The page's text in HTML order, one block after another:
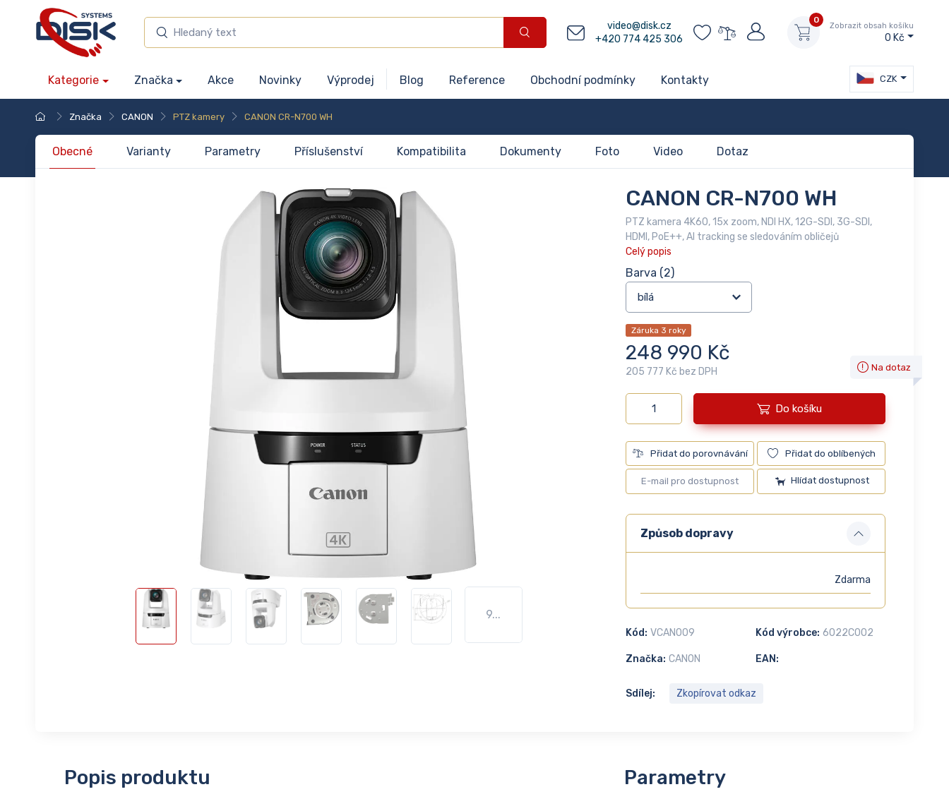
video@disk.cz
+420 774 425 306
0
Zobrazit obsah košíku
0 Kč
Kategorie Značka Akce Novinky Výprodej Blog Reference Obchodní podmínky Kontakty CZK
Značka CANON PTZ kamery CANON CR-N700 WH
Obecné Varianty Parametry Příslušenství Kompatibilita Dokumenty Foto Video Dotaz
9...
CANON CR-N700 WH
PTZ kamera 4K60, 15x zoom, NDI HX, 12G-SDI, 3G-SDI,
HDMI, PoE++, AI tracking se sledováním obličejů
Celý popis
Barva (2)
Záruka 3 roky
248 990 Kč
205 777 Kč bez DPH Na dotaz
Do košíku
Přidat do porovnávání Přidat do oblíbených
Hlídat dostupnost
Způsob dopravy
Zdarma
Kód: VCAN009 Kód výrobce: 6022C002
EAN:
Značka: CANON
Sdílej: Zkopírovat odkaz
Popis produktu Parametry